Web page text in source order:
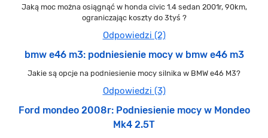
Jaką moc można osiągnąć w honda civic 1.4 sedan 2001r, 90km,
ograniczając koszty do 3tyś ?
Odpowiedzi (2)
bmw e46 m3: podniesienie mocy w bmw e46 m3
Jakie są opcje na podniesienie mocy silnika w BMW e46 M3?
Odpowiedzi (3)
Ford mondeo 2008r: Podniesienie mocy w Mondeo
Mk4 2.5T